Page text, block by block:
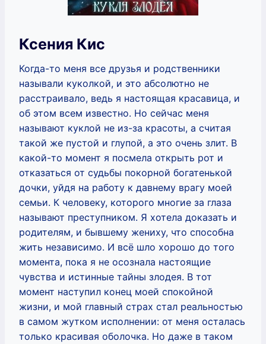
Ксения Кис
Когда-то меня все друзья и родственники
называли куколкой, и это абсолютно не
расстраивало, ведь я настоящая красавица, и
об этом всем известно. Но сейчас меня
называют куклой не из-за красоты, а считая
такой же пустой и глупой, а это очень злит. В
какой-то момент я посмела открыть рот и
отказаться от судьбы покорной богатенькой
дочки, уйдя на работу к давнему врагу моей
семьи. К человеку, которого многие за глаза
называют преступником. Я хотела доказать и
родителям, и бывшему жениху, что способна
жить независимо. И всё шло хорошо до того
момента, пока я не осознала настоящие
чувства и истинные тайны злодея. В тот
момент наступил конец моей спокойной
жизни, и мой главный страх стал реальностью
в самом жутком исполнении: от меня осталась
только красивая оболочка. Но даже в таком